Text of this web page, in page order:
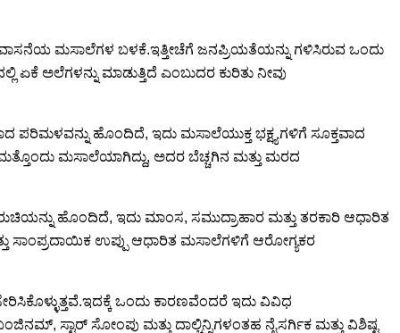
ಸುವಾಸನೆಯ ಮಸಾಲೆಗಳ ಬಳಕೆ.ಇತ್ತೀಚೆಗೆ ಜನಪ್ರಿಯತೆಯನ್ನು ಗಳಿಸಿರುವ ಒಂದು
ಅಲೆಗಳನ್ನು ಮಾಡುತ್ತಿದೆ ಎಂಬುದರ ಕುರಿತು ನೀವು
ಪರಿಮಳವನ್ನು ಹೊಂದಿದೆ, ಇದು ಮಸಾಲೆಯುಕ್ತ ಭಕ್ಷ್ಯಗಳಿಗೆ ಸೂಕ್ತವಾದ
ಮಸಾಲೆಯಾಗಿದ್ದು, ಅದರ ಬೆಚ್ಚಗಿನ ಮತ್ತು ಮರದ
ಹೊಂದಿದೆ, ಇದು ಮಾಂಸ, ಸಮುದ್ರಾಹಾರ ಮತ್ತು ತರಕಾರಿ ಆಧಾರಿತ
ಉಪ್ಪು ಆಧಾರಿತ ಮಸಾಲೆಗಳಿಗೆ ಆರೋಗ್ಯಕರ
ಒಂದು ಕಾರಣವೆಂದರೆ ಇದು ವಿವಿಧ
ಸ್ಟಾರ್ ಸೋಂಪು ಮತ್ತು ದಾಲ್ಚಿನ್ನಿಗಳಂತಹ ನೈಸರ್ಗಿಕ ಮತ್ತು ವಿಶಿಷ್ಟ